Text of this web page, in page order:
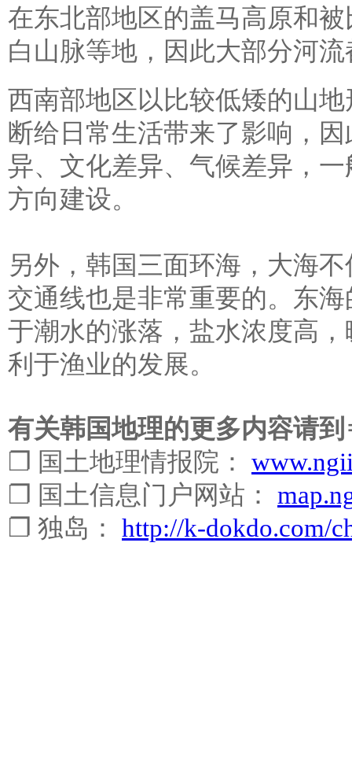
在东北部地区的盖马高原和
白山脉等地，因此大部分河
西南部地区以比较低矮的山
断给日常生活带来了影响，
异、文化差异、气候差异，
方向建设。
另外，韩国三面环海，大海
交通线也是非常重要的。东
于潮水的涨落，盐水浓度高
利于渔业的发展。
有关韩国地理的更多内容请
❐ 国土地理情报院：
❐ 国土信息门户网站：
❐ 独岛： http://k-dokdo.com/